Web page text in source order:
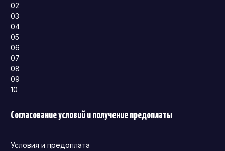
02
03
04
05
06
07
08
09
10
Согласование условий и получение предоплаты
Условия и предоплата